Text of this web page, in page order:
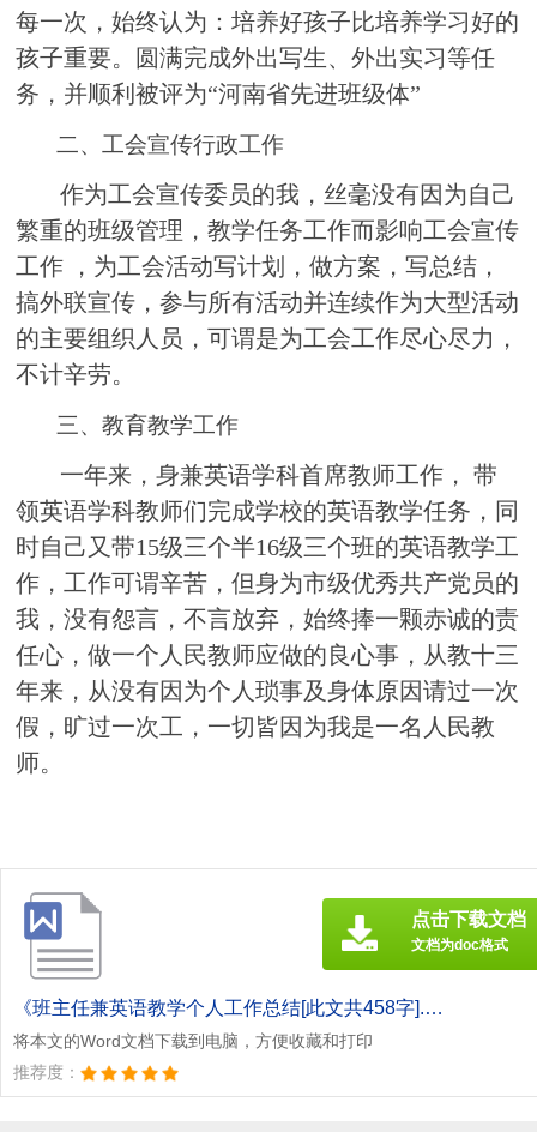
每一次，始终认为：培养好孩子比培养学习好的
孩子重要。圆满完成外出写生、外出实习等任
务，并顺利被评为“河南省先进班级体”
二、工会宣传行政工作
作为工会宣传委员的我，丝毫没有因为自己
繁重的班级管理，教学任务工作而影响工会宣传
工作 ，为工会活动写计划，做方案，写总结，
搞外联宣传，参与所有活动并连续作为大型活动
的主要组织人员，可谓是为工会工作尽心尽力，
不计辛劳。
三、教育教学工作
一年来，身兼英语学科首席教师工作， 带
领英语学科教师们完成学校的英语教学任务，同
时自己又带15级三个半16级三个班的英语教学工
作，工作可谓辛苦，但身为市级优秀共产党员的
我，没有怨言，不言放弃，始终捧一颗赤诚的责
任心，做一个人民教师应做的良心事，从教十三
年来，从没有因为个人琐事及身体原因请过一次
假，旷过一次工，一切皆因为我是一名人民教
师。
《班主任兼英语教学个人工作总结[此文共458字].doc》
将本文的Word文档下载到电脑，方便收藏和打印
推荐度：
点击下载文档
文档为doc格式